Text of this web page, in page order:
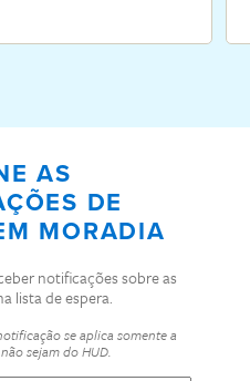
AS
DE
MORADIA
notificações sobre as
lista de espera.
se aplica somente a
sejam do HUD.